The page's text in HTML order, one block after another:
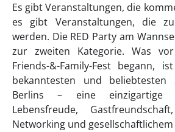
Es gibt Veranstaltungen, die
es gibt Veranstaltungen, die
werden. Die RED Party am
zur zweiten Kategorie. Was
Friends-&-Family-Fest begann,
bekanntesten und beliebtesten
Berlins – eine einzigartige
Lebensfreude,
Networking und gesellschaftlichem